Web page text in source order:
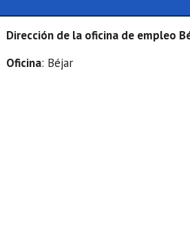
Dirección de la oficina de empleo
Oficina: Béjar